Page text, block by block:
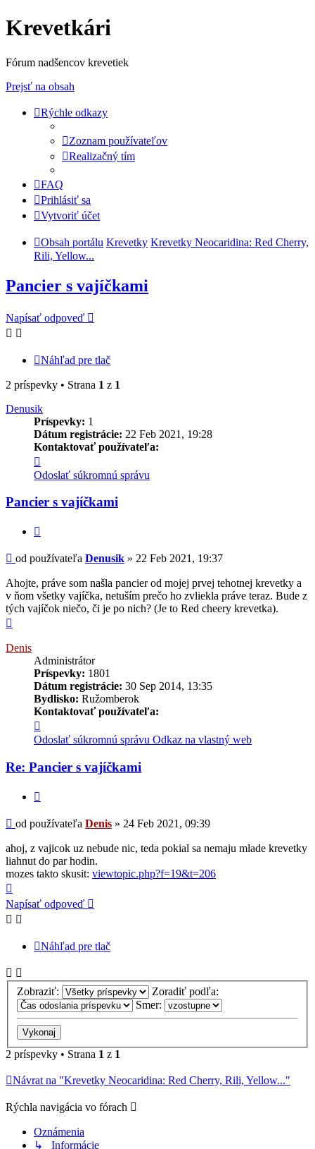
Krevetkári
Fórum nadšencov krevetiek
Prejsť na obsah
Rýchle odkazy
Zoznam používateľov
Realizačný tím
FAQ
Prihlásiť sa
Vytvoriť účet
Obsah portálu Krevetky Krevetky Neocaridina: Red Cherry,
Rili, Yellow...
Pancier s vajíčkami
Napísať odpoveď
Náhľad pre tlač
2 príspevky • Strana 1 z 1
Denusik
Príspevky: 1
Dátum registrácie: 22 Feb 2021, 19:28
Kontaktovať používateľa:
informácie
používateľa
Denusik
Odoslať súkromnú správu
Pancier s vajíčkami
Príspevok
od používateľa Denusik » 22 Feb 2021, 19:37
Ahojte, práve som našla pancier od mojej prvej tehotnej krevetky a
v ňom všetky vajíčka, netuším prečo ho zvliekla práve teraz. Bude z
tých vajíčok niečo, či je po nich? (Je to Red cheery krevetka).
Denis
Administrátor
Príspevky: 1801
Dátum registrácie: 30 Sep 2014, 13:35
Bydlisko: Ružomberok
Kontaktovať používateľa:
informácie
používateľa
Denis
Odoslať súkromnú správu Odkaz na vlastný web
Re: Pancier s vajíčkami
Príspevok
od používateľa Denis » 24 Feb 2021, 09:39
ahoj, z vajicok uz nebude nic, teda pokial sa nemaju mlade krevetky
liahnut do par hodin.
mozes takto skusit: viewtopic.php?f=19&t=206
Napísať odpoveď
Náhľad pre tlač
Zobraziť:
Zoradiť podľa:
Smer:
2 príspevky • Strana 1 z 1
Návrat na "Krevetky Neocaridina: Red Cherry, Rili, Yellow..."
Rýchla navigácia vo fórach
Oznámenia
↳ Informácie